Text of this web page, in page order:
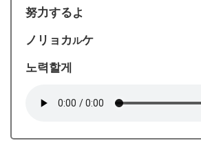
努力するよ
ノリョカルケ
노력할게